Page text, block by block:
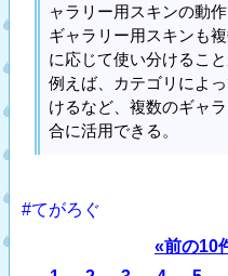
ャラリー用スキンの動作
ギャラリー用スキンも
に応じて使い分けること
例えば、カテゴリによ
けるなど、複数のギャ
合に活用できる。
#てがろぐ
«前の10